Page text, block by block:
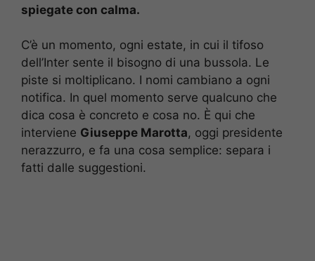
spiegate con calma.
C’è un momento, ogni estate, in cui il tifoso
dell’Inter sente il bisogno di una bussola. Le
piste si moltiplicano. I nomi cambiano a ogni
notifica. In quel momento serve qualcuno che
dica cosa è concreto e cosa no. È qui che
interviene Giuseppe Marotta, oggi presidente
nerazzurro, e fa una cosa semplice: separa i
fatti dalle suggestioni.